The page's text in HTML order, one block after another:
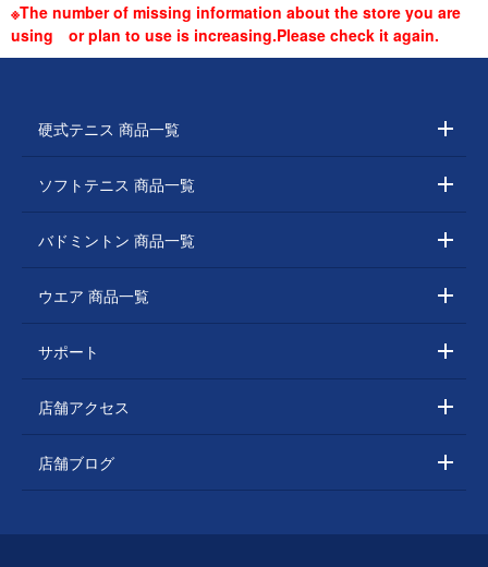
※The number of missing information about the store you are
using or plan to use is increasing.Please check it again.
硬式テニス 商品一覧
ソフトテニス 商品一覧
バドミントン 商品一覧
ウエア 商品一覧
サポート
店舗アクセス
店舗ブログ